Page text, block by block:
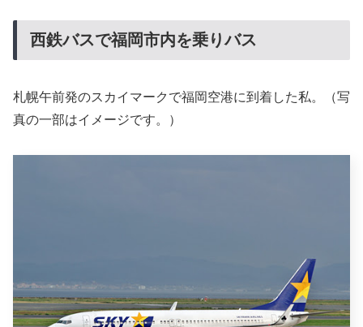
西鉄バスで福岡市内を乗りバス
札幌午前発のスカイマークで福岡空港に到着した私。（写
真の一部はイメージです。）